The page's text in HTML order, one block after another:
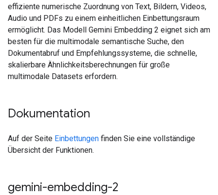
effiziente numerische Zuordnung von Text, Bildern, Videos,
Audio und PDFs zu einem einheitlichen Einbettungsraum
ermöglicht. Das Modell Gemini Embedding 2 eignet sich am
besten für die multimodale semantische Suche, den
Dokumentabruf und Empfehlungssysteme, die schnelle,
skalierbare Ähnlichkeitsberechnungen für große
multimodale Datasets erfordern.
Dokumentation
Auf der Seite Einbettungen finden Sie eine vollständige
Übersicht der Funktionen.
gemini-embedding-2